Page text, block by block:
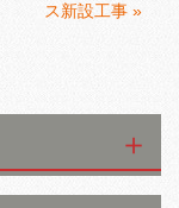
ス新設工事 »